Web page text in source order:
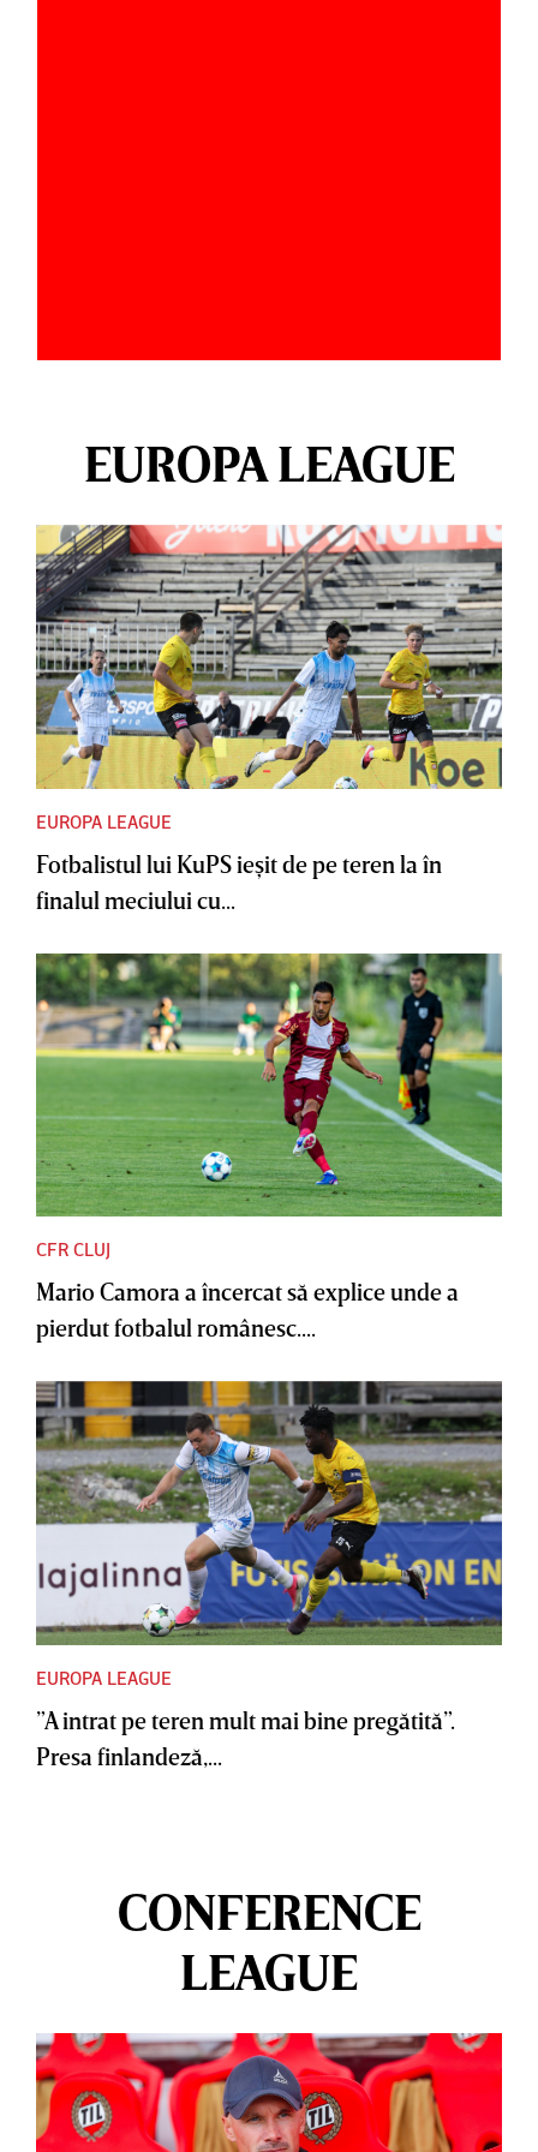
EUROPA LEAGUE
EUROPA LEAGUE
Fotbalistul lui KuPS ieşit de pe teren la în
finalul meciului cu...
CFR CLUJ
Mario Camora a încercat să explice unde a
pierdut fotbalul românesc....
EUROPA LEAGUE
”A intrat pe teren mult mai bine pregătită”.
Presa finlandeză,...
CONFERENCE
LEAGUE